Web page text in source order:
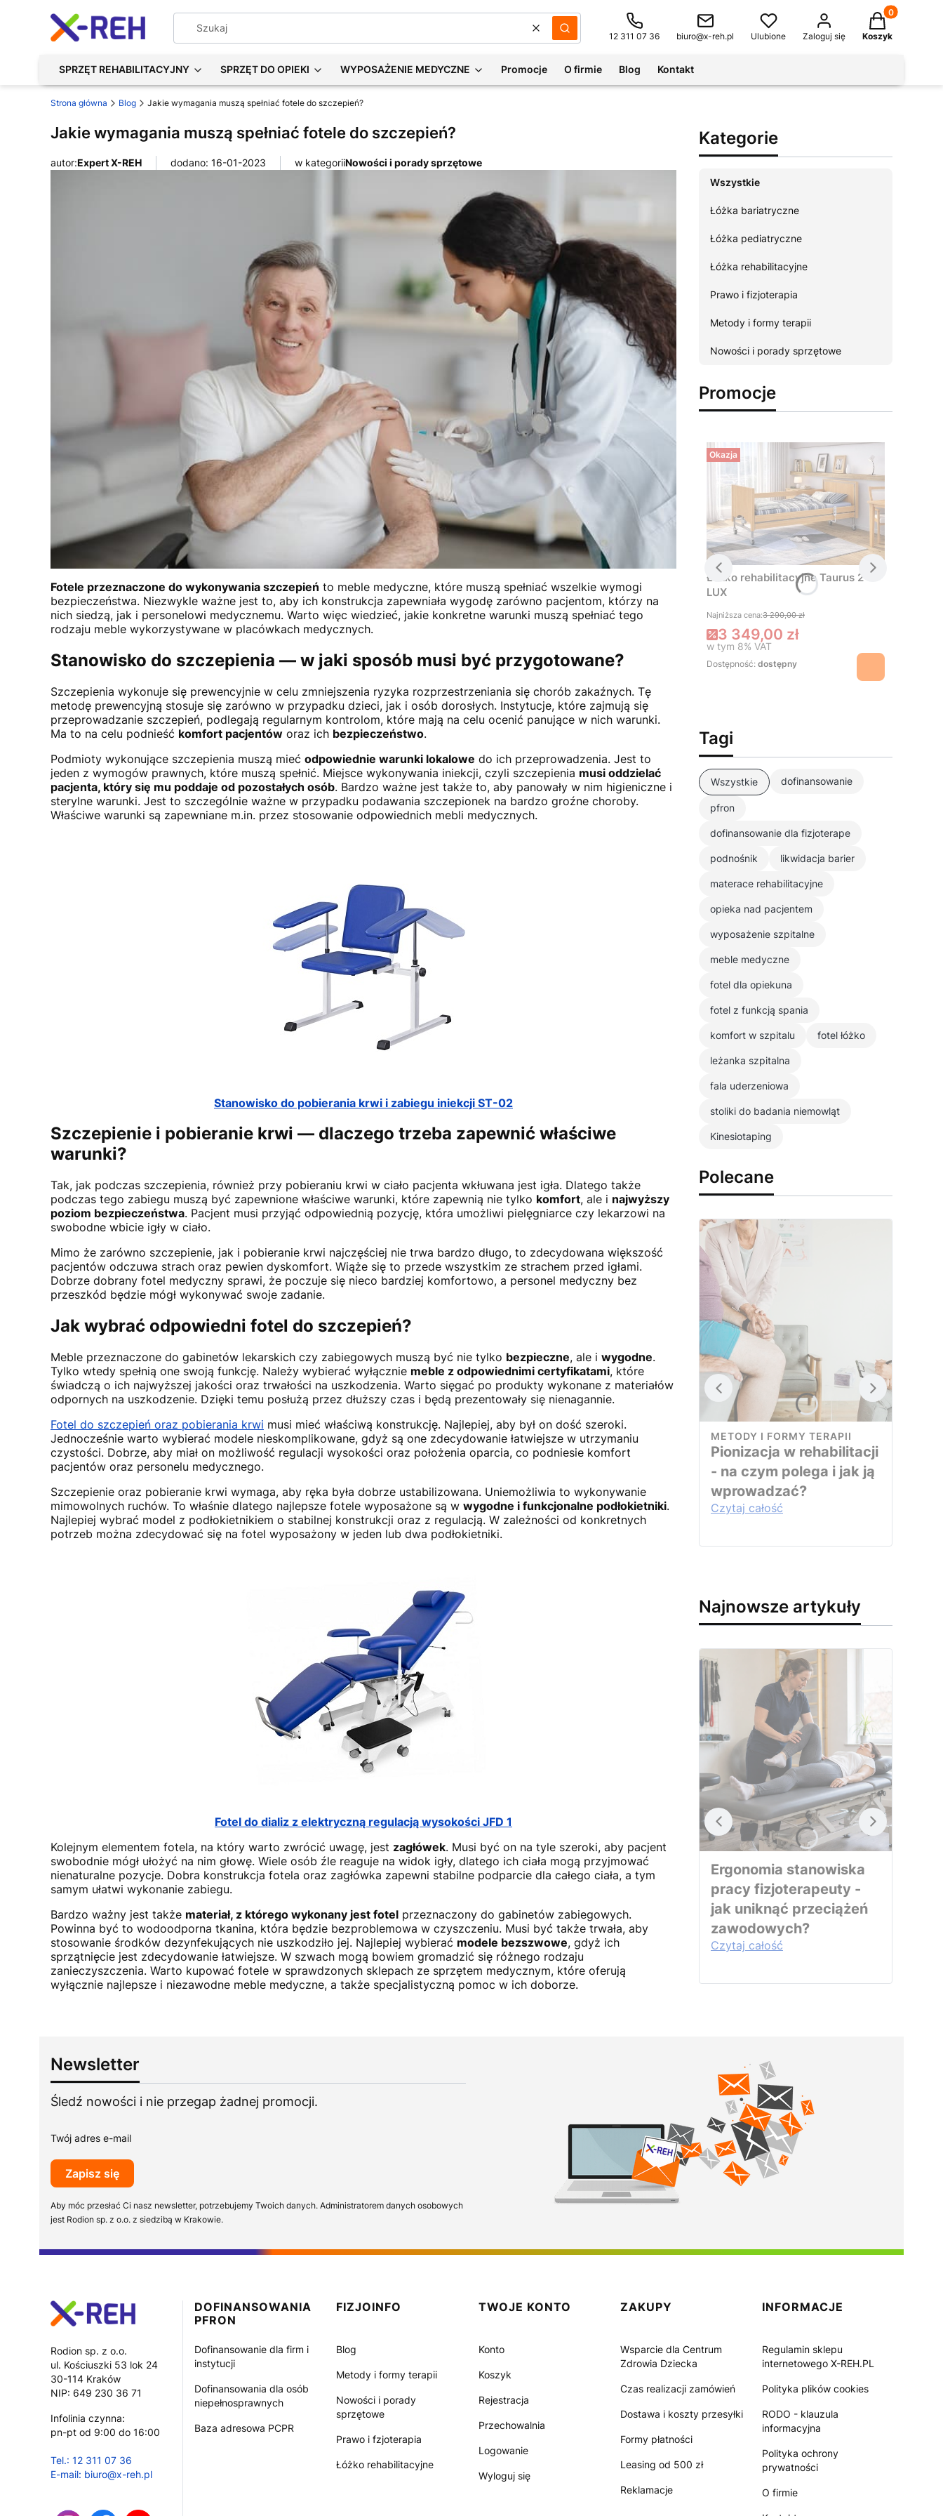
WyczyśćSzukaj 12 311 07 36 biuro@x-reh.pl Ulubione Zaloguj się
Produkty w
Koszyk
SPRZĘT REHABILITACYJNY SPRZĘT DO OPIEKI WYPOSAŻENIE MEDYCZNE Promocje O firmie Blog Kontakt
Strona główna Blog Jakie wymagania muszą spełniać fotele do szczepień?
Jakie wymagania muszą spełniać fotele do szczepień?
autor:Expert X-REH dodano: 16-01-2023 w kategoriiNowości i porady sprzętowe
Fotele przeznaczone do wykonywania szczepień to meble medyczne, które muszą spełniać wszelkie wymogi
bezpieczeństwa. Niezwykle ważne jest to, aby ich konstrukcja zapewniała wygodę zarówno pacjentom, którzy na
nich siedzą, jak i personelowi medycznemu. Warto więc wiedzieć, jakie konkretne warunki muszą spełniać tego
rodzaju meble wykorzystywane w placówkach medycznych.
Stanowisko do szczepienia — w jaki sposób musi być przygotowane?
Szczepienia wykonuje się prewencyjnie w celu zmniejszenia ryzyka rozprzestrzeniania się chorób zakaźnych. Tę
metodę prewencyjną stosuje się zarówno w przypadku dzieci, jak i osób dorosłych. Instytucje, które zajmują się
przeprowadzanie szczepień, podlegają regularnym kontrolom, które mają na celu ocenić panujące w nich warunki.
Ma to na celu podnieść komfort pacjentów oraz ich bezpieczeństwo.
Podmioty wykonujące szczepienia muszą mieć odpowiednie warunki lokalowe do ich przeprowadzenia. Jest to
jeden z wymogów prawnych, które muszą spełnić. Miejsce wykonywania iniekcji, czyli szczepienia musi oddzielać
pacjenta, który się mu poddaje od pozostałych osób. Bardzo ważne jest także to, aby panowały w nim higieniczne i
sterylne warunki. Jest to szczególnie ważne w przypadku podawania szczepionek na bardzo groźne choroby.
Właściwe warunki są zapewniane m.in. przez stosowanie odpowiednich mebli medycznych.
Stanowisko do pobierania krwi i zabiegu iniekcji ST-02
Szczepienie i pobieranie krwi — dlaczego trzeba zapewnić właściwe
warunki?
Tak, jak podczas szczepienia, również przy pobieraniu krwi w ciało pacjenta wkłuwana jest igła. Dlatego także
podczas tego zabiegu muszą być zapewnione właściwe warunki, które zapewnią nie tylko komfort, ale i najwyższy
poziom bezpieczeństwa. Pacjent musi przyjąć odpowiednią pozycję, która umożliwi pielęgniarce czy lekarzowi na
swobodne wbicie igły w ciało.
Mimo że zarówno szczepienie, jak i pobieranie krwi najczęściej nie trwa bardzo długo, to zdecydowana większość
pacjentów odczuwa strach oraz pewien dyskomfort. Wiąże się to przede wszystkim ze strachem przed igłami.
Dobrze dobrany fotel medyczny sprawi, że poczuje się nieco bardziej komfortowo, a personel medyczny bez
przeszkód będzie mógł wykonywać swoje zadanie.
Jak wybrać odpowiedni fotel do szczepień?
Meble przeznaczone do gabinetów lekarskich czy zabiegowych muszą być nie tylko bezpieczne, ale i wygodne.
Tylko wtedy spełnią one swoją funkcję. Należy wybierać wyłącznie meble z odpowiednimi certyfikatami, które
świadczą o ich najwyższej jakości oraz trwałości na uszkodzenia. Warto sięgać po produkty wykonane z materiałów
odpornych na uszkodzenie. Dzięki temu posłużą przez dłuższy czas i będą prezentowały się nienagannie.
Fotel do szczepień oraz pobierania krwi musi mieć właściwą konstrukcję. Najlepiej, aby był on dość szeroki.
Jednocześnie warto wybierać modele nieskomplikowane, gdyż są one zdecydowanie łatwiejsze w utrzymaniu
czystości. Dobrze, aby miał on możliwość regulacji wysokości oraz położenia oparcia, co podniesie komfort
pacjentów oraz personelu medycznego.
Szczepienie oraz pobieranie krwi wymaga, aby ręka była dobrze ustabilizowana. Uniemożliwia to wykonywanie
mimowolnych ruchów. To właśnie dlatego najlepsze fotele wyposażone są w wygodne i funkcjonalne podłokietniki.
Najlepiej wybrać model z podłokietnikiem o stabilnej konstrukcji oraz z regulacją. W zależności od konkretnych
potrzeb można zdecydować się na fotel wyposażony w jeden lub dwa podłokietniki.
Fotel do dializ z elektryczną regulacją wysokości JFD 1
Kolejnym elementem fotela, na który warto zwrócić uwagę, jest zagłówek. Musi być on na tyle szeroki, aby pacjent
swobodnie mógł ułożyć na nim głowę. Wiele osób źle reaguje na widok igły, dlatego ich ciała mogą przyjmować
nienaturalne pozycje. Dobra konstrukcja fotela oraz zagłówka zapewni stabilne podparcie dla całego ciała, a tym
samym ułatwi wykonanie zabiegu.
Bardzo ważny jest także materiał, z którego wykonany jest fotel przeznaczony do gabinetów zabiegowych.
Powinna być to wodoodporna tkanina, która będzie bezproblemowa w czyszczeniu. Musi być także trwała, aby
stosowanie środków dezynfekujących nie uszkodziło jej. Najlepiej wybierać modele bezszwowe, gdyż ich
sprzątnięcie jest zdecydowanie łatwiejsze. W szwach mogą bowiem gromadzić się różnego rodzaju
zanieczyszczenia. Warto kupować fotele w sprawdzonych sklepach ze sprzętem medycznym, które oferują
wyłącznie najlepsze i niezawodne meble medyczne, a także specjalistyczną pomoc w ich doborze.
Kategorie
Wszystkie
Łóżka bariatryczne
Łóżka pediatryczne
Łóżka rehabilitacyjne
Prawo i fizjoterapia
Metody i formy terapii
Nowości i porady sprzętowe
Promocje
Okazja
Łóżko rehabilitacyjne Taurus 2
LUX
3 349,00 zł
w tym 8% VAT
Najniższa cena:3 290,00 zł
Dostępność: dostępny
Tagi
Wszystkie dofinansowanie
pfron
dofinansowanie dla fizjoterape
podnośnik likwidacja barier
materace rehabilitacyjne
opieka nad pacjentem
wyposażenie szpitalne
meble medyczne
fotel dla opiekuna
fotel z funkcją spania
komfort w szpitalu fotel łóżko
leżanka szpitalna
fala uderzeniowa
stoliki do badania niemowląt
Kinesiotaping
Polecane
METODY I FORMY TERAPII
Pionizacja w rehabilitacji
- na czym polega i jak ją
wprowadzać?
Czytaj całość
Najnowsze artykuły
Ergonomia stanowiska
pracy fizjoterapeuty -
jak uniknąć przeciążeń
zawodowych?
Czytaj całość
Newsletter
Śledź nowości i nie przegap żadnej promocji.
Twój adres e-mail
Zapisz się
Aby móc przesłać Ci nasz newsletter, potrzebujemy Twoich danych. Administratorem danych osobowych
jest Rodion sp. z o.o. z siedzibą w Krakowie.
Rodion sp. z o.o.
ul. Kościuszki 53 lok 24
30-114 Kraków
NIP: 649 230 36 71
Infolinia czynna:
pn-pt od 9:00 do 16:00
Tel.: 12 311 07 36
E-mail: biuro@x-reh.pl
Linki w stopce
DOFINANSOWANIA
PFRON
Dofinansowanie dla firm i
instytucji
Dofinansowania dla osób
niepełnosprawnych
Baza adresowa PCPR
FIZJOINFO
Blog
Metody i formy terapii
Nowości i porady
sprzętowe
Prawo i fzjoterapia
Łóżko rehabilitacyjne
TWOJE KONTO
Konto
Koszyk
Rejestracja
Przechowalnia
Logowanie
Wyloguj się
ZAKUPY
Wsparcie dla Centrum
Zdrowia Dziecka
Czas realizacji zamówień
Dostawa i koszty przesyłki
Formy płatności
Leasing od 500 zł
Reklamacje
INFORMACJE
Regulamin sklepu
internetowego X-REH.PL
Polityka plików cookies
RODO - klauzula
informacyjna
Polityka ochrony
prywatności
O firmie